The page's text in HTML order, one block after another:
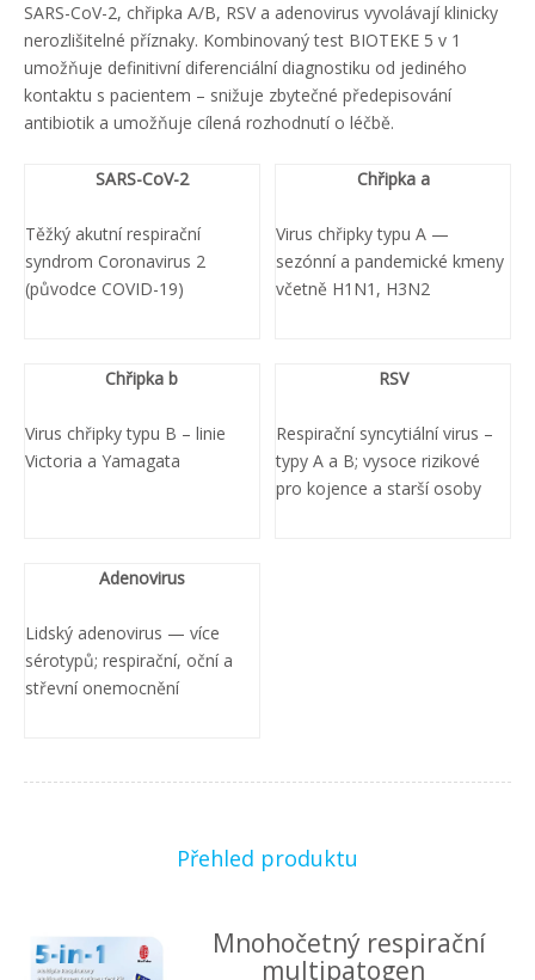
SARS-CoV-2, chřipka A/B, RSV a adenovirus vyvolávají klinicky
nerozlišitelné příznaky. Kombinovaný test BIOTEKE 5 v 1
umožňuje definitivní diferenciální diagnostiku od jediného
kontaktu s pacientem – snižuje zbytečné předepisování
antibiotik a umožňuje cílená rozhodnutí o léčbě.
SARS-CoV-2
Těžký akutní respirační
syndrom Coronavirus 2
(původce COVID-19)
Chřipka a
Virus chřipky typu A —
sezónní a pandemické kmeny
včetně H1N1, H3N2
Chřipka b
Virus chřipky typu B – linie
Victoria a Yamagata
RSV
Respirační syncytiální virus –
typy A a B; vysoce rizikové
pro kojence a starší osoby
Adenovirus
Lidský adenovirus — více
sérotypů; respirační, oční a
střevní onemocnění
Přehled produktu
Mnohočetný respirační
multipatogen